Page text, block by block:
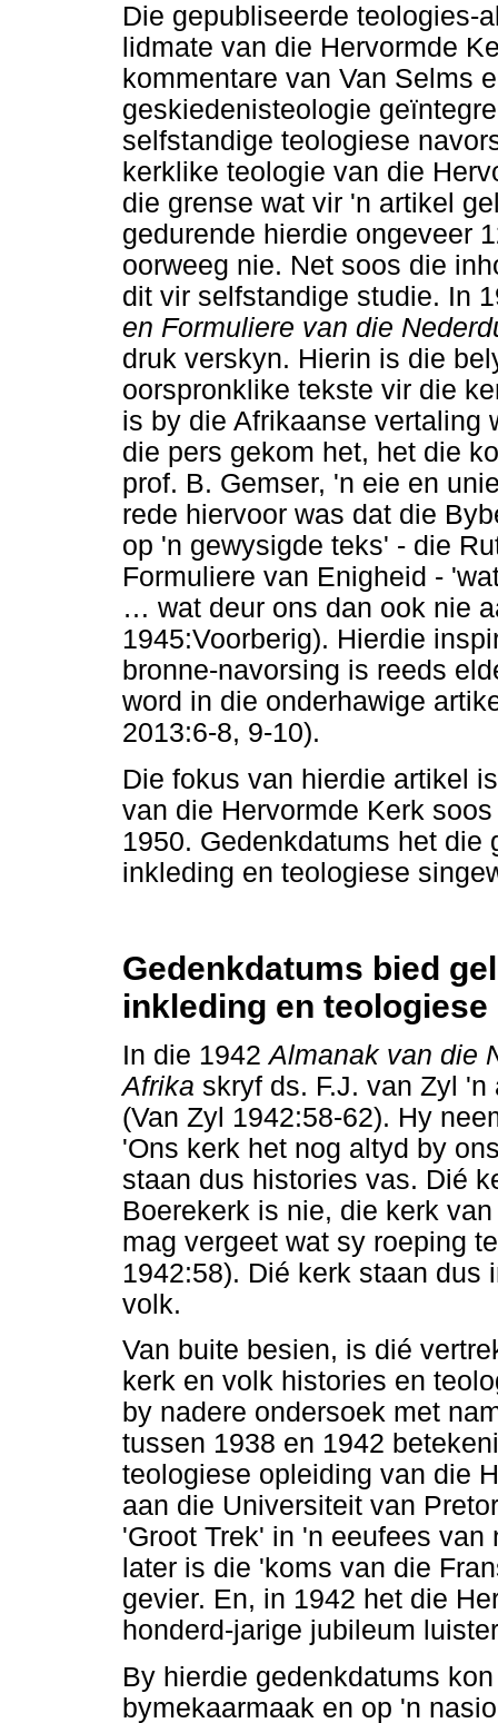
Die gepubliseerde teologies-
lidmate van die Hervormde
kommentare van Van Selms
geskiedenisteologie
selfstandige teologiese
kerklike teologie van die
die grense wat vir 'n artikel
gedurende hierdie ongeveer
oorweeg nie. Net soos die
dit vir selfstandige studie. In
en Formuliere van die
druk verskyn. Hierin is die
oorspronklike tekste vir die
is by die Afrikaanse vertaling
die pers gekom het, het die
prof. B. Gemser, 'n eie en
rede hiervoor was dat die
op 'n gewysigde teks' - die
Formuliere van Enigheid -
… wat deur ons dan ook nie
1945:Voorberig). Hierdie
bronne-navorsing is reeds
word in die onderhawige
2013:6-8, 9-10).
Die fokus van hierdie artikel
van die Hervormde Kerk
1950. Gedenkdatums het
inkleding en teologiese
Gedenkdatums bied
inkleding en
In die 1942Almanak van die
Afrika skryf ds. F.J. van Zyl
(Van Zyl 1942:58-62). Hy
'Ons kerk het nog altyd by
staan dus histories vas. Dié
Boerekerk is nie, die kerk
mag vergeet wat sy roeping
1942:58). Dié kerk staan dus
volk.
Van buite besien, is dié
kerk en volk histories en
by nadere ondersoek met
tussen 1938 en 1942
teologiese opleiding van die
aan die Universiteit van
'Groot Trek' in 'n eeufees
later is die 'koms van die
gevier. En, in 1942 het die
honderd-jarige jubileum
By hierdie gedenkdatums
bymekaarmaak en op 'n